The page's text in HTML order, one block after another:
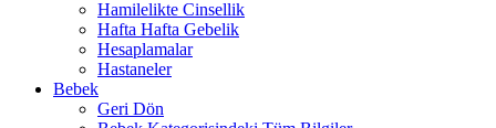
Hamilelikte Cinsellik
Hafta Hafta Gebelik
Hesaplamalar
Hastaneler
Bebek
Geri Dön